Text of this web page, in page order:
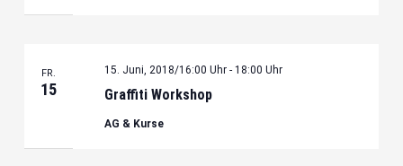
FR.
15 Graffiti Workshop
15. Juni, 2018/16:00 Uhr- 18:00 Uhr
AG & Kurse